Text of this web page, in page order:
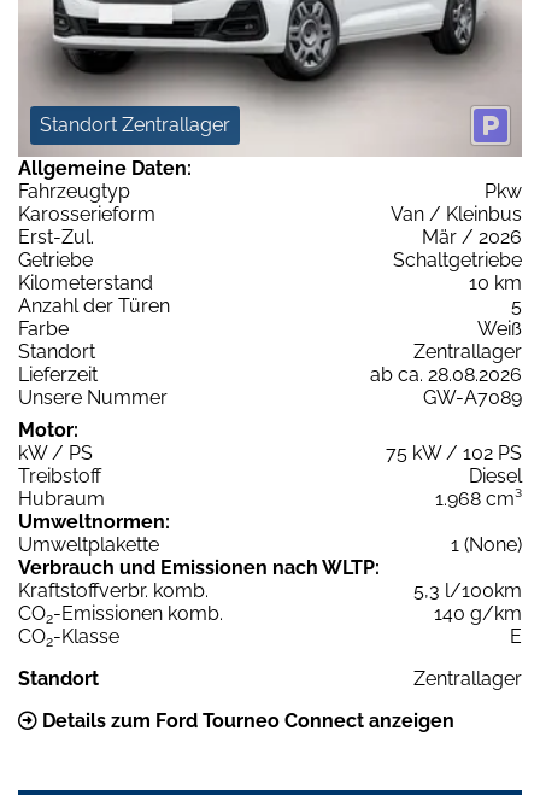
Standort Zentrallager
Allgemeine Daten:
Fahrzeugtyp
Pkw
Karosserieform
Van / Kleinbus
Erst-Zul.
Mär / 2026
Getriebe
Schaltgetriebe
Kilometerstand
10 km
Anzahl der Türen
5
Farbe
Weiß
Standort
Zentrallager
Lieferzeit
ab ca. 28.08.2026
Unsere Nummer
GW-A7089
Motor:
kW / PS
75 kW / 102 PS
Treibstoff
Diesel
Hubraum
1.968 cm³
Umweltnormen:
Umweltplakette
1 (None)
Verbrauch und Emissionen nach WLTP:
Kraftstoffverbr. komb.
5,3 l/100km
CO2-Emissionen komb.
140 g/km
CO2-Klasse
E
Standort
Zentrallager
Details zum Ford Tourneo Connect anzeigen